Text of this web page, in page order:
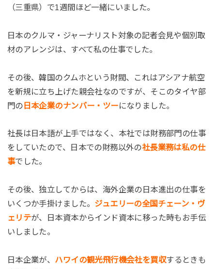
（三重県）で1週間ほど一緒にいました。
日本のクルマ・ジャーナリスト対象の記者会見や個別取
材のアレンジは、すべて私の仕事でした。
その後、韓国のクムホという財閥、これはアシアナ航空
を新規に立ち上げた親会社なのですが、そこのタイヤ部
門の 日本企業のナンバー・ツーになりました。
社長は日本語が上手ではなく、本社では財務部門の仕事
をしていたので、日本での財務以外の社長業務は私の仕
事でした。
その後、独立してからは、海外企業の日本進出の仕事を
いくつか手掛けました。 ジュエリーの全国チェーン・ヴ
ェリテが、日本資本からインド資本に移った時もお手伝
いしました。
日本企業が、 ハワイの観光飛行機会社を買収するときも